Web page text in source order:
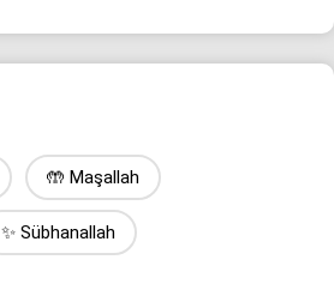
🤲 Maşallah
✨ Sübhanallah